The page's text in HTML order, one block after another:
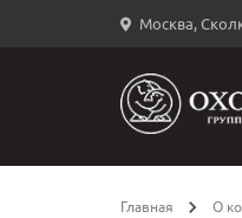
Москва,
Главная О